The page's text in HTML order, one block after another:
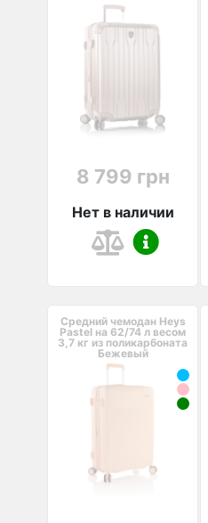
8 799 грн
Нет в наличии
Средний чемодан Heys
Pastel на 62/74 л весом
3,7 кг из поликарбоната
Бежевый